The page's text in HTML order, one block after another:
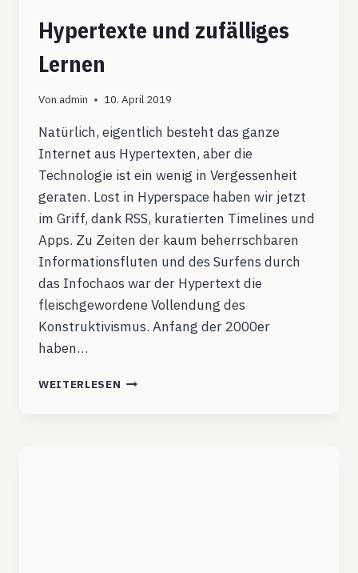
Hypertexte und zufälliges
Lernen
Von admin 10. April 2019
Natürlich, eigentlich besteht das ganze
Internet aus Hypertexten, aber die
Technologie ist ein wenig in Vergessenheit
geraten. Lost in Hyperspace haben wir jetzt
im Griff, dank RSS, kuratierten Timelines und
Apps. Zu Zeiten der kaum beherrschbaren
Informationsfluten und des Surfens durch
das Infochaos war der Hypertext die
fleischgewordene Vollendung des
Konstruktivismus. Anfang der 2000er
haben…
WEITERLESEN HYPERTEXTE